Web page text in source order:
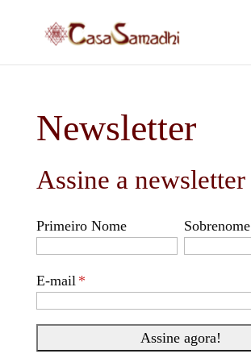
Newsletter
Assine a newsletter
Primeiro Nome Sobrenome
E-mail